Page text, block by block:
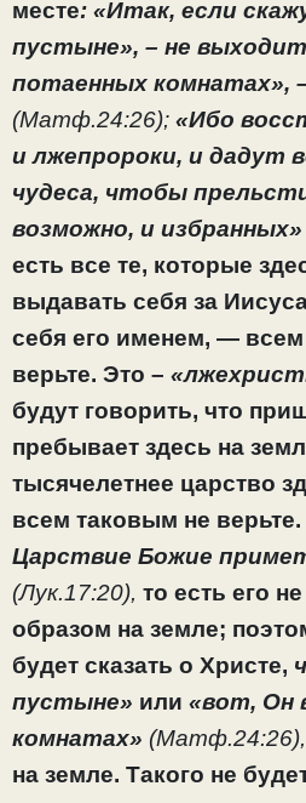
месте: «Итак, если
пустыне», – не
потаенных комнатах»,
(Матф.24:26); «Ибо
и лжепророки, и дадут
чудеса, чтобы
возможно, и избранных»
есть все те, которые
выдавать себя за
себя его именем, —
верьте. Это –
будут говорить, что
пребывает здесь на
тысячелетнее царство
всем таковым не
Царствие Божие
(Лук.17:20), то есть его
образом на земле;
будет сказать о Христе,
пустыне» или «вот, Он
комнатах» (Матф.24:26),
на земле. Такого не